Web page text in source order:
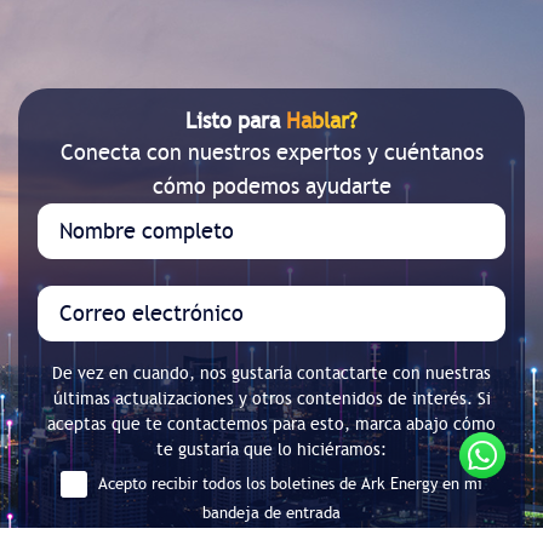
Listo para Hablar?
Conecta con nuestros expertos y cuéntanos
cómo podemos ayudarte
De vez en cuando, nos gustaría contactarte con nuestras
últimas actualizaciones y otros contenidos de interés. Si
aceptas que te contactemos para esto, marca abajo cómo
te gustaría que lo hiciéramos:
Acepto recibir todos los boletines de Ark Energy en mi
bandeja de entrada